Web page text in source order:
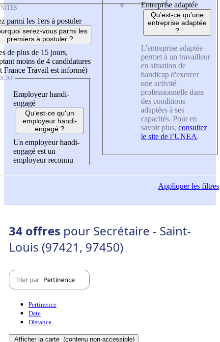
parmi les 1ers à postuler
serez-vous parmi les
premiers à postuler ?
de plus de 15 jours,
moins de 4 candidatures
France Travail est informé)
Employeur handi-
engagé
Qu'est-ce qu'un
employeur handi-
engagé ?
Un employeur handi-
engagé est un
employeur reconnu
Entreprise adaptée
Qu'est-ce qu'une
entreprise adaptée
?
L'entreprise adaptée
permet à un travailleur
en situation de
handicap d'exercer
une activité
professionnelle dans
des conditions
adaptées à ses
capacités. Pour en
savoir plus, consultez
le site de l’UNEA.
Appliquerles filtres
34 offres pour Secrétaire - Saint-
Louis (97421, 97450)
Trier par Pertinence
Pertinence
Date
Distance
Afficher la carte (contenu non-accessible)